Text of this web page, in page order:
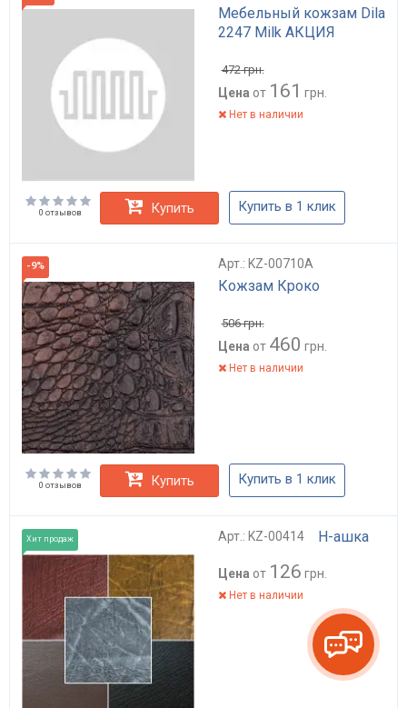
Мебельный кожзам Dila
2247 Milk АКЦИЯ
472грн.
Цена от 161 грн.
Нет в наличии
0 отзывов Купить Купить в 1 клик
-9% Арт.: KZ-00710A
Кожзам Кроко
506грн.
Цена от 460 грн.
Нет в наличии
0 отзывов Купить Купить в 1 клик
Хит продаж Арт.: KZ-00414 Н-ашка
Цена от 126 грн.
Нет в наличии